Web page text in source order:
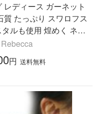
レディース ガーネット
質 たっぷり スワロフス
ルも使用 煌めく ネジ
ホールピアス パーテ
円 送料無料